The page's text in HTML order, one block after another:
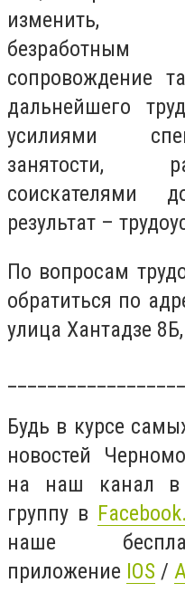
изменить,
сопровождение
дальнейшего
усилиями
занятости,
соискателями
результат –
По вопросам
обратиться по
улица Хантадзе
Будь в курсе
новостей
на наш канал
группу в Facebook.
наше
приложение IOS /